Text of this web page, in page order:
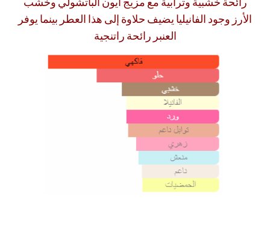
الأرز وجود الفانيليا يضيف حلاوة إلى هذا العطر بينما يوفر
العنبر رائحة راتنجية